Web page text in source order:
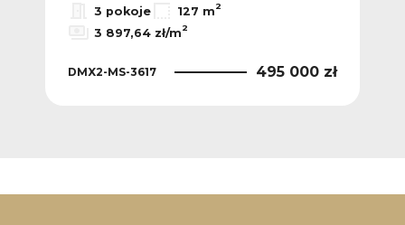
3 pokoje
127 m2
3 897,64 zł/m2
DMX2-MS-3617 495 000 zł